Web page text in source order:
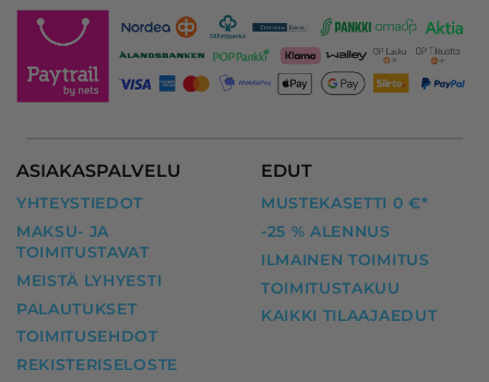
ASIAKASPALVELU
YHTEYSTIEDOT
MAKSU- JA
TOIMITUSTAVAT
MEISTÄ LYHYESTI
PALAUTUKSET
TOIMITUSEHDOT
REKISTERISELOSTE
EDUT
MUSTEKASETTI 0 €*
-25 % ALENNUS
ILMAINEN TOIMITUS
TOIMITUSTAKUU
KAIKKI TILAAJAEDUT